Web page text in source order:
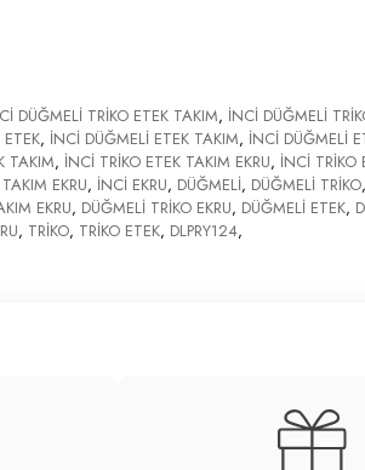
DÜĞMELİ TRİKO ETEK TAKIM, İNCİ DÜĞMELİ
, İNCİ DÜĞMELİ ETEK TAKIM, İNCİ DÜĞMELİ
TAKIM, İNCİ TRİKO ETEK TAKIM EKRU, İNCİ TRİKO
EKRU, İNCİ EKRU, DÜĞMELİ, DÜĞMELİ TRİKO,
EKRU, DÜĞMELİ TRİKO EKRU, DÜĞMELİ ETEK,
, TRİKO, TRİKO ETEK, DLPRY124,